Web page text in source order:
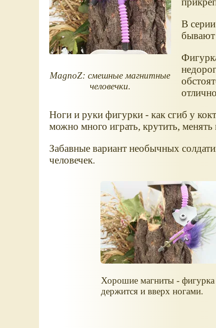
MagnoZ: смешные магнитные
человечки.
В
Ноги и руки фигурки - как сгиб у
можно много играть, крутить, менять
Забавные вариант необычных
человечек.
Хорошие магниты - фигурка
держится и вверх ногами.